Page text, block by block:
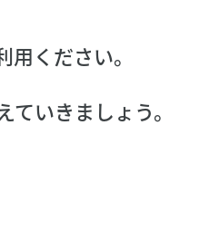
ください。
いきましょう。